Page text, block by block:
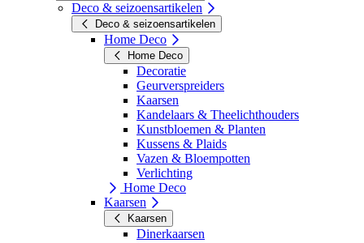
Deco & seizoensartikelen
Deco & seizoensartikelen
Home Deco
Home Deco
Decoratie
Geurverspreiders
Kaarsen
Kandelaars & Theelichthouders
Kunstbloemen & Planten
Kussens & Plaids
Vazen & Bloempotten
Verlichting
Home Deco
Kaarsen
Kaarsen
Dinerkaarsen